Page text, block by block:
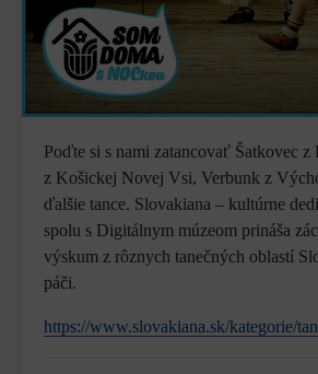
Poďte si s nami zatancovať Šatkovec z
z Košickej Novej Vsi, Verbunk z
ďalšie tance. Slovakiana – kultúrne
spolu s Digitálnym múzeom prináša
výskum z rôznych tanečných oblastí
páči.
https://www.slovakiana.sk/kategorie/